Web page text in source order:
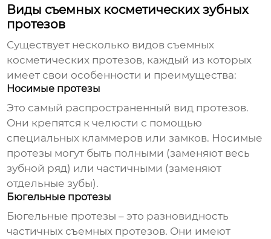
Виды съемных косметических зубных
протезов
Существует несколько видов съемных
косметических протезов, каждый из которых
имеет свои особенности и преимущества:
Носимые протезы
Это самый распространенный вид протезов.
Они крепятся к челюсти с помощью
специальных кламмеров или замков. Носимые
протезы могут быть полными (заменяют весь
зубной ряд) или частичными (заменяют
отдельные зубы).
Бюгельные протезы
Бюгельные протезы – это разновидность
частичных съемных протезов. Они имеют